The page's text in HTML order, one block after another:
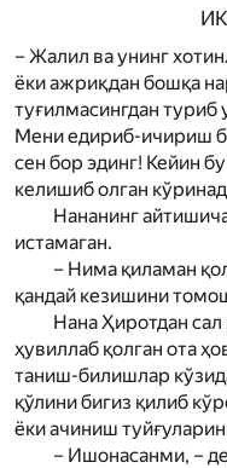
– Жалил ва унинг
ёки ажриқдан бошқа
туғилмасингдан туриб
Мени едириб-ичириш
сен бор эдинг! Кейин
келишиб олган
Нананинг
истамаган.
– Нима қиламан
қандай кезишини
Нана Ҳиротдан
ҳувиллаб қолган ота
таниш-билишлар
қўлини бигиз қилиб
ёки ачиниш
– Ишонасанми, –